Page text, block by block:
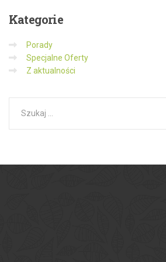
Kategorie
Porady
Specjalne Oferty
Z aktualności